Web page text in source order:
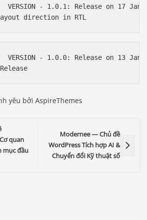
VERSION - 1.0.1: Release on 17 Jan
VERSION - 1.0.0: Release on 13 Jan
yêu bởi AspireThemes
quan
mục đầu
Modernee — Chủ đề
WordPress Tích hợp AI &
Chuyển đổi Kỹ thuật số